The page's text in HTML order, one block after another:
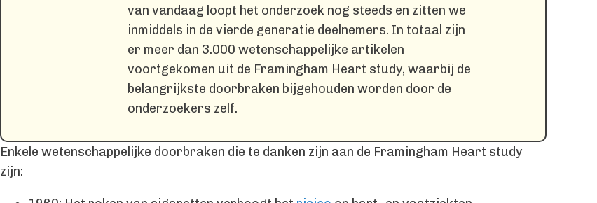
van vandaag loopt het onderzoek nog steeds en zitten we
inmiddels in de vierde generatie deelnemers. In totaal zijn
er meer dan 3.000 wetenschappelijke artikelen
voortgekomen uit de Framingham Heart study, waarbij de
belangrijkste doorbraken bijgehouden worden door de
onderzoekers zelf.
Enkele wetenschappelijke doorbraken die te danken zijn aan de Framingham Heart study
zijn: